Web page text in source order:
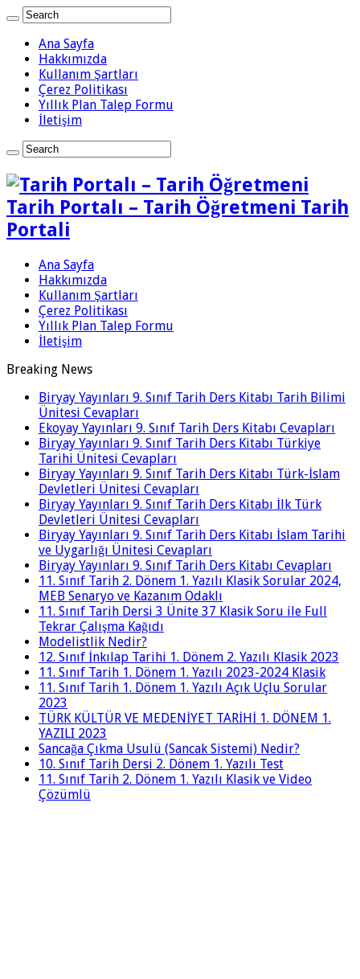
Ana Sayfa
Hakkımızda
Kullanım Şartları
Çerez Politikası
Yıllık Plan Talep Formu
İletişim
Tarih Portalı – Tarih Öğretmeni Tarih
Portali
Ana Sayfa
Hakkımızda
Kullanım Şartları
Çerez Politikası
Yıllık Plan Talep Formu
İletişim
Breaking News
Biryay Yayınları 9. Sınıf Tarih Ders Kitabı Tarih Bilimi
Ünitesi Cevapları
Ekoyay Yayınları 9. Sınıf Tarih Ders Kitabı Cevapları
Biryay Yayınları 9. Sınıf Tarih Ders Kitabı Türkiye
Tarihi Ünitesi Cevapları
Biryay Yayınları 9. Sınıf Tarih Ders Kitabı Türk-İslam
Devletleri Ünitesi Cevapları
Biryay Yayınları 9. Sınıf Tarih Ders Kitabı İlk Türk
Devletleri Ünitesi Cevapları
Biryay Yayınları 9. Sınıf Tarih Ders Kitabı İslam Tarihi
ve Uygarlığı Ünitesi Cevapları
Biryay Yayınları 9. Sınıf Tarih Ders Kitabı Cevapları
11. Sınıf Tarih 2. Dönem 1. Yazılı Klasik Sorular 2024,
MEB Senaryo ve Kazanım Odaklı
11. Sınıf Tarih Dersi 3 Ünite 37 Klasik Soru ile Full
Tekrar Çalışma Kağıdı
Modelistlik Nedir?
12. Sınıf İnkılap Tarihi 1. Dönem 2. Yazılı Klasik 2023
11. Sınıf Tarih 1. Dönem 1. Yazılı 2023-2024 Klasik
11. Sınıf Tarih 1. Dönem 1. Yazılı Açık Uçlu Sorular
2023
TÜRK KÜLTÜR VE MEDENİYET TARİHİ 1. DÖNEM 1.
YAZILI 2023
Sancağa Çıkma Usulü (Sancak Sistemi) Nedir?
10. Sınıf Tarih Dersi 2. Dönem 1. Yazılı Test
11. Sınıf Tarih 2. Dönem 1. Yazılı Klasik ve Video
Çözümlü